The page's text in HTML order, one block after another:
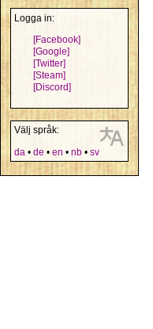
Logga in:
[Facebook]
[Google]
[Twitter]
[Steam]
[Discord]
Välj språk:
da • de • en • nb • sv